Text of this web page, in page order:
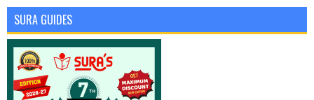
SURA GUIDES